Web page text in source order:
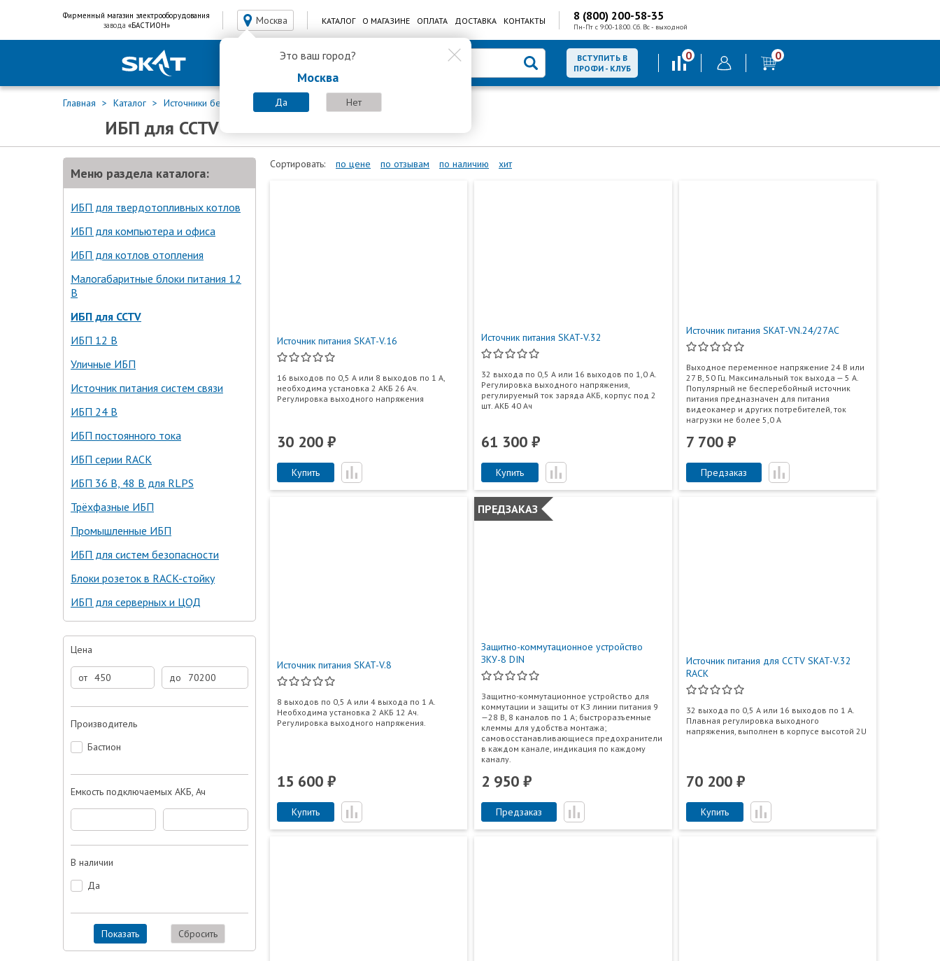
Фирменный магазин электрооборудования
завода «БАСТИОН» Москва
Это ваш город?
Москва
Да Нет
КАТАЛОГ О МАГАЗИНЕ ОПЛАТА ДОСТАВКА КОНТАКТЫ 8 (800) 200-58-35
Пн-Пт с 9:00-18:00. Сб. Вс - выходной
ВСТУПИТЬ В
ПРОФИ - КЛУБ
0 0
Главная Каталог Источники бесперебойного питания ИБП для CCTV
ИБП для CCTV
Меню раздела каталога:
ИБП для твердотопливных котлов
ИБП для компьютера и офиса
ИБП для котлов отопления
Малогабаритные блоки питания 12
В
ИБП для CCTV
ИБП 12 В
Уличные ИБП
Источник питания систем связи
ИБП 24 В
ИБП постоянного тока
ИБП серии RACK
ИБП 36 В, 48 В для RLPS
Трёхфазные ИБП
Промышленные ИБП
ИБП для систем безопасности
Блоки розеток в RACK-стойку
ИБП для серверных и ЦОД
Цена
от до
Производитель
Бастион
Емкость подключаемых АКБ, Ач
В наличии
Да
Показать Сбросить
Сортировать: по цене по отзывам по наличию хит
Источник питания SKAT-V.16
16 выходов по 0,5 А или 8 выходов по 1 А,
необходима установка 2 АКБ 26 Ач.
Регулировка выходного напряжения
30 200 ₽
Купить
Источник питания SKAT-V.32
32 выхода по 0,5 А или 16 выходов по 1,0 А.
Регулировка выходного напряжения,
регулируемый ток заряда АКБ, корпус под 2
шт. АКБ 40 Ач
61 300 ₽
Купить
Источник питания SKAT-VN.24/27АС
Выходное переменное напряжение 24 В или
27 В, 50 Гц. Максимальный ток выхода — 5 А.
Популярный не бесперебойный источник
питания предназначен для питания
видеокамер и других потребителей, ток
нагрузки не более 5,0 А
7 700 ₽
Предзаказ
Источник питания SKAT-V.8
8 выходов по 0,5 А или 4 выхода по 1 А.
Необходима установка 2 АКБ 12 Ач.
Регулировка выходного напряжения.
15 600 ₽
Купить
ПРЕДЗАКАЗ
Защитно-коммутационное устройство
ЗКУ-8 DIN
Защитно-коммутационное устройство для
коммутации и защиты от КЗ линии питания 9
—28 В, 8 каналов по 1 А; быстроразъемные
клеммы для удобства монтажа;
самовосстанавливающиеся предохранители
в каждом канале, индикация по каждому
каналу.
2 950 ₽
Предзаказ
Источник питания для CCTV SKAT-V.32
RACK
32 выхода по 0,5 А или 16 выходов по 1 А.
Плавная регулировка выходного
напряжения, выполнен в корпусе высотой 2U
70 200 ₽
Купить